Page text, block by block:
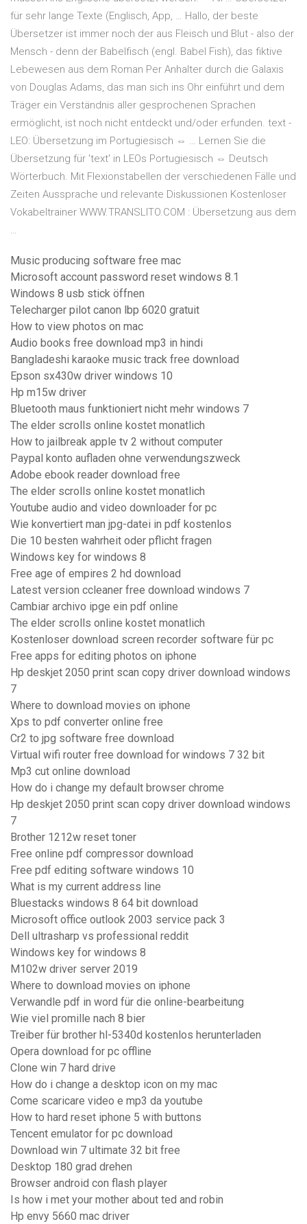
für sehr lange Texte (Englisch, App, … Hallo, der beste
Übersetzer ist immer noch der aus Fleisch und Blut - also der
Mensch - denn der Babelfisch (engl. Babel Fish), das fiktive
Lebewesen aus dem Roman Per Anhalter durch die Galaxis
von Douglas Adams, das man sich ins Ohr einführt und dem
Träger ein Verständnis aller gesprochenen Sprachen
ermöglicht, ist noch nicht entdeckt und/oder erfunden. text -
LEO: Übersetzung im Portugiesisch ⇔ … Lernen Sie die
Übersetzung für 'text' in LEOs Portugiesisch ⇔ Deutsch
Wörterbuch. Mit Flexionstabellen der verschiedenen Fälle und
Zeiten Aussprache und relevante Diskussionen Kostenloser
Vokabeltrainer WWW.TRANSLITO.COM : Übersetzung aus dem
…
Music producing software free mac
Microsoft account password reset windows 8.1
Windows 8 usb stick öffnen
Telecharger pilot canon lbp 6020 gratuit
How to view photos on mac
Audio books free download mp3 in hindi
Bangladeshi karaoke music track free download
Epson sx430w driver windows 10
Hp m15w driver
Bluetooth maus funktioniert nicht mehr windows 7
The elder scrolls online kostet monatlich
How to jailbreak apple tv 2 without computer
Paypal konto aufladen ohne verwendungszweck
Adobe ebook reader download free
The elder scrolls online kostet monatlich
Youtube audio and video downloader for pc
Wie konvertiert man jpg-datei in pdf kostenlos
Die 10 besten wahrheit oder pflicht fragen
Windows key for windows 8
Free age of empires 2 hd download
Latest version ccleaner free download windows 7
Cambiar archivo ipge ein pdf online
The elder scrolls online kostet monatlich
Kostenloser download screen recorder software für pc
Free apps for editing photos on iphone
Hp deskjet 2050 print scan copy driver download windows
7
Where to download movies on iphone
Xps to pdf converter online free
Cr2 to jpg software free download
Virtual wifi router free download for windows 7 32 bit
Mp3 cut online download
How do i change my default browser chrome
Hp deskjet 2050 print scan copy driver download windows
7
Brother 1212w reset toner
Free online pdf compressor download
Free pdf editing software windows 10
What is my current address line
Bluestacks windows 8 64 bit download
Microsoft office outlook 2003 service pack 3
Dell ultrasharp vs professional reddit
Windows key for windows 8
M102w driver server 2019
Where to download movies on iphone
Verwandle pdf in word für die online-bearbeitung
Wie viel promille nach 8 bier
Treiber für brother hl-5340d kostenlos herunterladen
Opera download for pc offline
Clone win 7 hard drive
How do i change a desktop icon on my mac
Come scaricare video e mp3 da youtube
How to hard reset iphone 5 with buttons
Tencent emulator for pc download
Download win 7 ultimate 32 bit free
Desktop 180 grad drehen
Browser android con flash player
Is how i met your mother about ted and robin
Hp envy 5660 mac driver